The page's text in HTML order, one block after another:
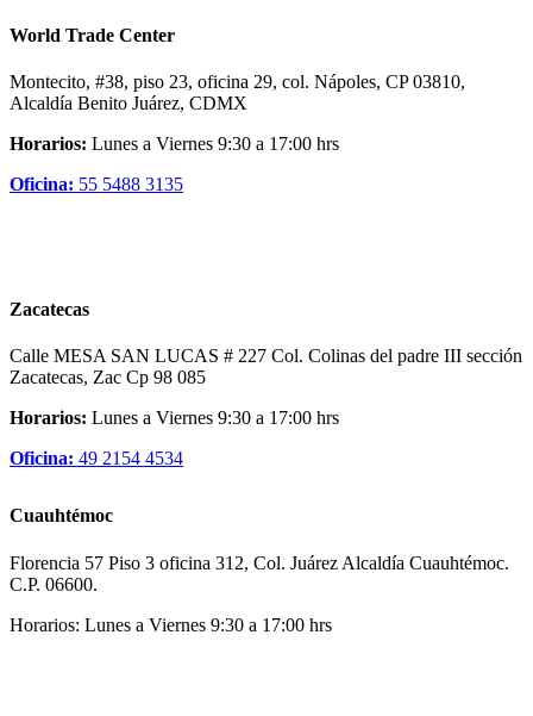
World Trade Center
Montecito, #38, piso 23, oficina 29, col. Nápoles, CP 03810,
Alcaldía Benito Juárez, CDMX
Horarios: Lunes a Viernes 9:30 a 17:00 hrs
Oficina: 55 5488 3135
Zacatecas
Calle MESA SAN LUCAS # 227 Col. Colinas del padre III sección
Zacatecas, Zac Cp 98 085
Horarios: Lunes a Viernes 9:30 a 17:00 hrs
Oficina: 49 2154 4534
Cuauhtémoc
Florencia 57 Piso 3 oficina 312, Col. Juárez Alcaldía Cuauhtémoc.
C.P. 06600.
Horarios: Lunes a Viernes 9:30 a 17:00 hrs